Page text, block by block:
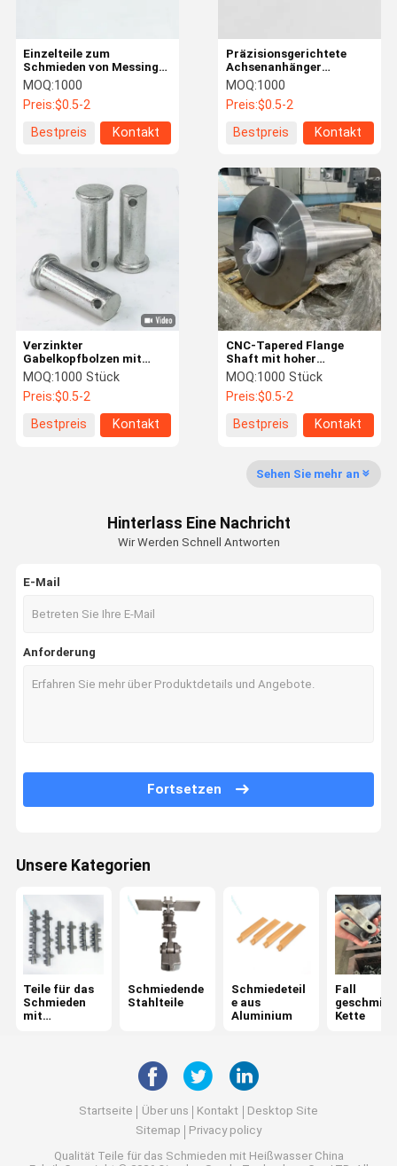
Zu Hause Produkte Über Uns
Werksbesich
Tigung
Qualitätskon Kontakt Mit
Rechtssach
Teile für das Schmieden mit Heißwasser
Schmiedende Stahlteile
Schmiedeteile aus Aluminium
Maschinenteile
Zink-Zamak-Schmiedeteile
Präzisionsgerichtete
Achsenanhänger
Stahlschmiedeteile
MOQ:1000
Preis:$0.5-2
Bestpreis
Kontakt
Einzelteile zum
Schmieden von Messing,
Synchronisierringe,
Übertragungsteile
MOQ:1000
Preis:$0.5-2
Bestpreis
Kontakt
CNC-Tapered Flange
Shaft mit hoher
Drehmomentübertragung
und
korrosionsbeständigen
Materialien für Öl- und
Gasanwendungen
MOQ:1000 Stück
Preis:$0.5-2
Bestpreis
Kontakt
Verzinkter
Gabelkopfbolzen mit
Splintloch -
Korrosionsbeständiger
hochfester, anpassbarer
Verbindungsbolzen für
Förderbandwagen
MOQ:1000 Stück
Preis:$0.5-2
Bestpreis
Kontakt
Sehen Sie mehr an
Hinterlass Eine Nachricht
Wir Werden Schnell Antworten
E-Mail
Anforderung
Fortsetzen
Unsere Kategorien
Teile für das
Schmieden
mit
Schmiedende
Stahlteile
Schmiedeteil
e aus
Aluminium
Fall
Kette
Startseite Über uns Kontakt
Desktop Site
Sitemap
Privacy policy
Qualität Teile für das Schmieden mit HeißwasserChina